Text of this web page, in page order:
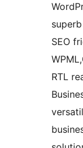
SEO
RTL